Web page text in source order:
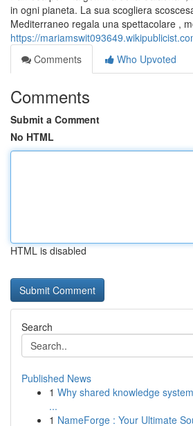
in ogni pianeta. La sua scogliera
Mediterraneo regala una spettacolare ,
https://
Comments
Who Upvoted
Comments
Submit a Comment
No HTML
HTML is disabled
Search
Published News
1 Why shared knowledge
...
1 NameForge : Your Ultimate